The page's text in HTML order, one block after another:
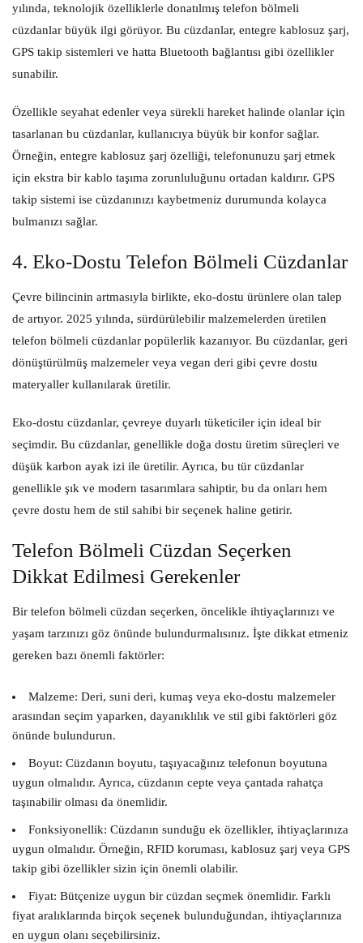
yılında, teknolojik özelliklerle donatılmış telefon bölmeli
cüzdanlar büyük ilgi görüyor. Bu cüzdanlar, entegre kablosuz şarj,
GPS takip sistemleri ve hatta Bluetooth bağlantısı gibi özellikler
sunabilir.
Özellikle seyahat edenler veya sürekli hareket halinde olanlar için
tasarlanan bu cüzdanlar, kullanıcıya büyük bir konfor sağlar.
Örneğin, entegre kablosuz şarj özelliği, telefonunuzu şarj etmek
için ekstra bir kablo taşıma zorunluluğunu ortadan kaldırır. GPS
takip sistemi ise cüzdanınızı kaybetmeniz durumunda kolayca
bulmanızı sağlar.
4. Eko-Dostu Telefon Bölmeli Cüzdanlar
Çevre bilincinin artmasıyla birlikte, eko-dostu ürünlere olan talep
de artıyor. 2025 yılında, sürdürülebilir malzemelerden üretilen
telefon bölmeli cüzdanlar popülerlik kazanıyor. Bu cüzdanlar, geri
dönüştürülmüş malzemeler veya vegan deri gibi çevre dostu
materyaller kullanılarak üretilir.
Eko-dostu cüzdanlar, çevreye duyarlı tüketiciler için ideal bir
seçimdir. Bu cüzdanlar, genellikle doğa dostu üretim süreçleri ve
düşük karbon ayak izi ile üretilir. Ayrıca, bu tür cüzdanlar
genellikle şık ve modern tasarımlara sahiptir, bu da onları hem
çevre dostu hem de stil sahibi bir seçenek haline getirir.
Telefon Bölmeli Cüzdan Seçerken
Dikkat Edilmesi Gerekenler
Bir telefon bölmeli cüzdan seçerken, öncelikle ihtiyaçlarınızı ve
yaşam tarzınızı göz önünde bulundurmalısınız. İşte dikkat etmeniz
gereken bazı önemli faktörler:
Malzeme: Deri, suni deri, kumaş veya eko-dostu malzemeler
arasından seçim yaparken, dayanıklılık ve stil gibi faktörleri göz
önünde bulundurun.
Boyut: Cüzdanın boyutu, taşıyacağınız telefonun boyutuna
uygun olmalıdır. Ayrıca, cüzdanın cepte veya çantada rahatça
taşınabilir olması da önemlidir.
Fonksiyonellik: Cüzdanın sunduğu ek özellikler, ihtiyaçlarınıza
uygun olmalıdır. Örneğin, RFID koruması, kablosuz şarj veya GPS
takip gibi özellikler sizin için önemli olabilir.
Fiyat: Bütçenize uygun bir cüzdan seçmek önemlidir. Farklı
fiyat aralıklarında birçok seçenek bulunduğundan, ihtiyaçlarınıza
en uygun olanı seçebilirsiniz.